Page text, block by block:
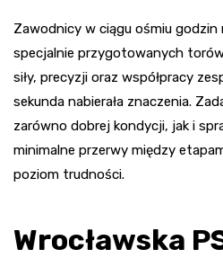
Zawodnicy w ciągu ośmiu godzin
specjalnie przygotowanych
siły, precyzji oraz współpracy
sekunda nabierała znaczenia.
zarówno dobrej kondycji, jak i
minimalne przerwy między
poziom trudności.
Wrocławska